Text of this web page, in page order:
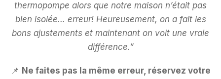
thermopompe alors que notre maison n’était pas
bien isolée… erreur! Heureusement, on a fait les
bons ajustements et maintenant on voit une vraie
différence.”
📌 Ne faites pas la même erreur, réservez votre